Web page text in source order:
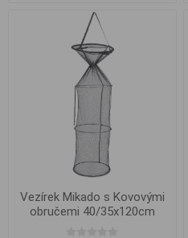
Vezírek Mikado s Kovovými
obručemi 40/35x120cm